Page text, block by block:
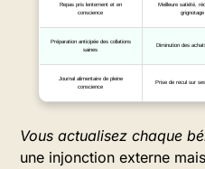
Repas pris lentement et en
conscience
Meilleure satiété,
grignotage
Préparation anticipée des collations
saines
Diminution des
Journal alimentaire de pleine
conscience
Prise de recul sur
Vous actualisez chaque
une injonction externe